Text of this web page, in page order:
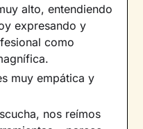
alto, entendiendo
expresando y
como
muy empática y
nos reímos